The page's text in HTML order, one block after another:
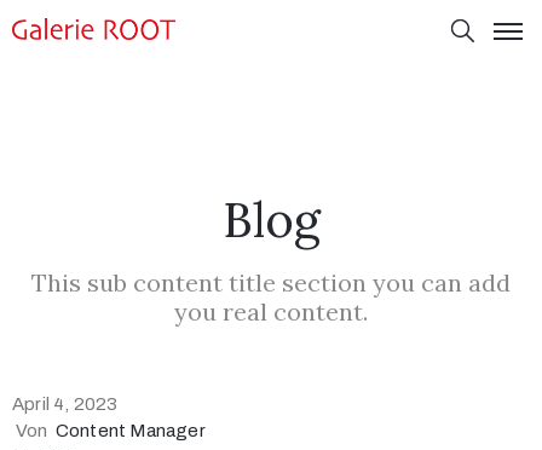
Blog
This sub content title section you can add
you real content.
April 4, 2023
Von Content Manager